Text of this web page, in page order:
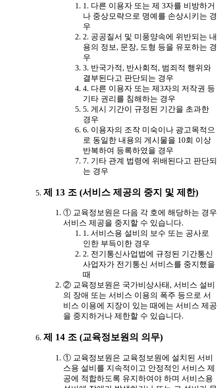
1. 다른 이용자 또는 제 3자를 비방하거
나 중상모략으로 명예를 손상시키는 경
우
2. 공공질서 및 미풍양속에 위반되는 내
용의 정보, 문장, 도형 등을 유포하는 경
우
3. 반국가적, 반사회적, 범죄적 행위와
결부된다고 판단되는 경우
4. 다른 이용자 또는 제3자의 저작권 등
기타 권리를 침해하는 경우
5. 게시 기간이 규정된 기간을 초과한
경우
6. 이용자의 조작 미숙이나 광고목적으
로 동일한 내용의 게시물을 10회 이상
반복하여 등록하였을 경우
7. 기타 관계 법령에 위배된다고 판단되
는 경우
제 13 조 (서비스 제공의 중지 및 제한)
① 교육정보원은 다음 각 호에 해당하는 경우
서비스 제공을 중지할 수 있습니다.
1. 서비스용 설비의 보수 또는 공사로
인한 부득이한 경우
2. 전기통신사업법에 규정된 기간통신
사업자가 전기통신 서비스를 중지했을
때
② 교육정보원은 국가비상사태, 서비스 설비
의 장애 또는 서비스 이용의 폭주 등으로 서
비스 이용에 지장이 있는 때에는 서비스 제공
을 중지하거나 제한할 수 있습니다.
제 14 조 (교육정보원의 의무)
① 교육정보원은 교육정보원에 설치된 서비
스용 설비를 지속적이고 안정적인 서비스 제
공에 적합하도록 유지하여야 하며 서비스용